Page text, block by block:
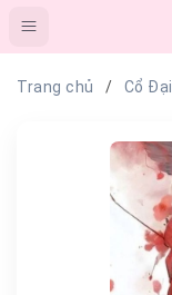
Trang chủ Cổ Đại